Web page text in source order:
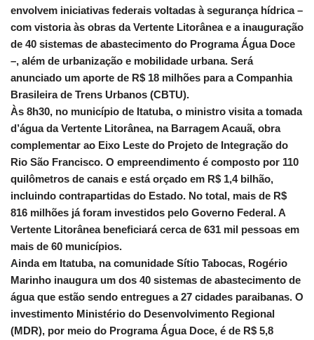
envolvem iniciativas federais voltadas à segurança hídrica –
com vistoria às obras da Vertente Litorânea e a inauguração
de 40 sistemas de abastecimento do Programa Água Doce
–, além de urbanização e mobilidade urbana. Será
anunciado um aporte de R$ 18 milhões para a Companhia
Brasileira de Trens Urbanos (CBTU).
Às 8h30, no município de Itatuba, o ministro visita a tomada
d’água da Vertente Litorânea, na Barragem Acauã, obra
complementar ao Eixo Leste do Projeto de Integração do
Rio São Francisco. O empreendimento é composto por 110
quilômetros de canais e está orçado em R$ 1,4 bilhão,
incluindo contrapartidas do Estado. No total, mais de R$
816 milhões já foram investidos pelo Governo Federal. A
Vertente Litorânea beneficiará cerca de 631 mil pessoas em
mais de 60 municípios.
Ainda em Itatuba, na comunidade Sítio Tabocas, Rogério
Marinho inaugura um dos 40 sistemas de abastecimento de
água que estão sendo entregues a 27 cidades paraibanas. O
investimento Ministério do Desenvolvimento Regional
(MDR), por meio do Programa Água Doce, é de R$ 5,8